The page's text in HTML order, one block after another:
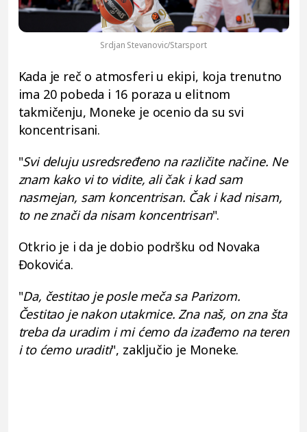
Srdjan Stevanovic/Starsport
Kada je reč o atmosferi u ekipi, koja trenutno
ima 20 pobeda i 16 poraza u elitnom
takmičenju, Moneke je ocenio da su svi
koncentrisani.
"Svi deluju usredsređeno na različite načine. Ne
znam kako vi to vidite, ali čak i kad sam
nasmejan, sam koncentrisan. Čak i kad nisam,
to ne znači da nisam koncentrisan".
Otkrio je i da je dobio podršku od Novaka
Đokovića.
"Da, čestitao je posle meča sa Parizom.
Čestitao je nakon utakmice. Zna naš, on zna šta
treba da uradim i mi ćemo da izađemo na teren
i to ćemo uraditi", zaključio je Moneke.